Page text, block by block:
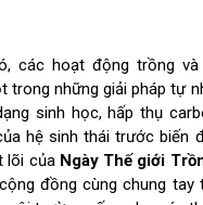
các hoạt động trồng
trong những giải pháp tự
sinh học, hấp thụ
hệ sinh thái trước biến
lõi của Ngày Thế giới
đồng cùng chung tay